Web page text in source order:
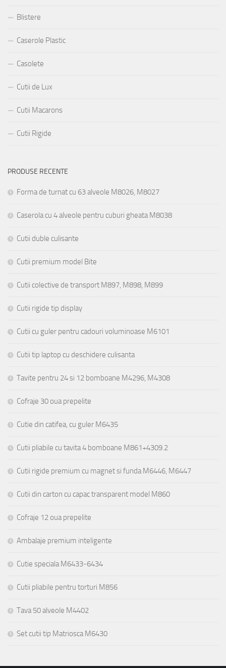
Blistere
Caserole Plastic
Casolete
Cutii de Lux
Cutii Macarons
Cutii Rigide
PRODUSE RECENTE
Forma de turnat cu 63 alveole M8026, M8027
Caserola cu 4 alveole pentru cuburi gheata M8038
Cutii duble culisante
Cutii premium model Bite
Cutii colective de transport M897, M898, M899
Cutii rigide tip display
Cutii cu guler pentru cadouri voluminoase M6101
Cutii tip laptop cu deschidere culisanta
Tavite pentru 24 si 12 bomboane M4296, M4308
Cofraje 30 oua prepelite
Cutie din catifea, cu guler M6435
Cutii pliabile cu tavita 4 bomboane M861+4309.2
Cutii rigide premium cu magnet si funda M6446, M6447
Cutii din carton cu capac transparent model M860
Cofraje 12 oua prepelite
Ambalaje premium inteligente
Cutie speciala M6433-6434
Cutii pliabile pentru torturi M856
Tava 50 alveole M4402
Set cutii tip Matriosca M6430